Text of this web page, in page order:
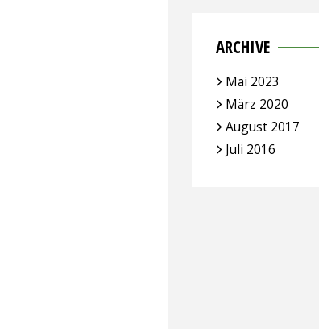
ARCHIVE
Mai 2023
März 2020
August 2017
Juli 2016